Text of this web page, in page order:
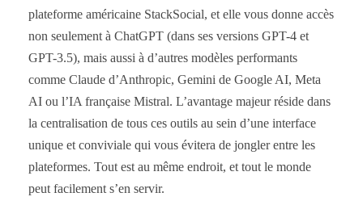
plateforme américaine StackSocial, et elle vous donne accès
non seulement à ChatGPT (dans ses versions GPT-4 et
GPT-3.5), mais aussi à d’autres modèles performants
comme Claude d’Anthropic, Gemini de Google AI, Meta
AI ou l’IA française Mistral. L’avantage majeur réside dans
la centralisation de tous ces outils au sein d’une interface
unique et conviviale qui vous évitera de jongler entre les
plateformes. Tout est au même endroit, et tout le monde
peut facilement s’en servir.